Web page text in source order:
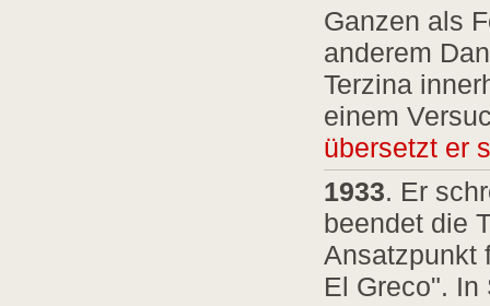
Ganzen als
anderem
Terzina
einem
übersetzt er
1933. Er
beendet die
Ansatzpunkt
El Greco". In